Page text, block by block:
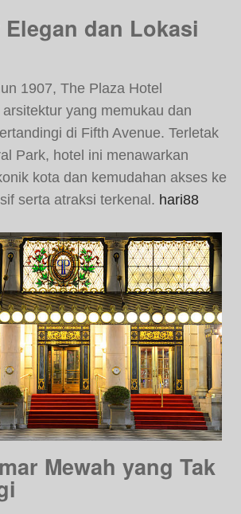
dan Lokasi
1907, The Plaza Hotel
yang memukau dan
di Fifth Avenue. Terletak
Park, hotel ini menawarkan
kota dan kemudahan akses ke
serta atraksi terkenal. hari88
Mewah yang Tak